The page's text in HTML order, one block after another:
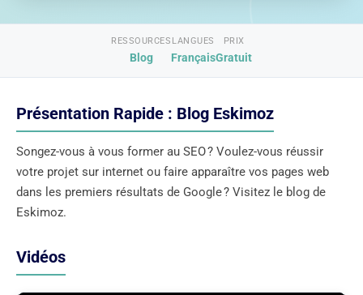
RESSOURCES
Blog
LANGUES
Français
PRIX
Gratuit
Présentation Rapide : Blog Eskimoz
Songez-vous à vous former au SEO ? Voulez-vous réussir
votre projet sur internet ou faire apparaître vos pages web
dans les premiers résultats de Google ? Visitez le blog de
Eskimoz.
Vidéos